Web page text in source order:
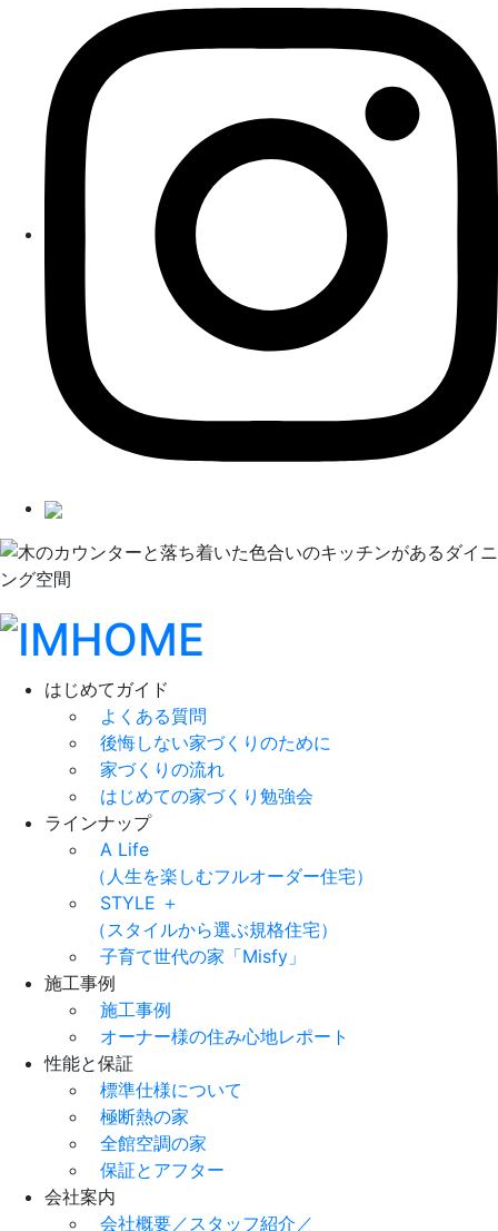
はじめてガイド
よくある質問
後悔しない家づくりのために
家づくりの流れ
はじめての家づくり勉強会
ラインナップ
A Life
（人生を楽しむフルオーダー住宅）
STYLE ＋
（スタイルから選ぶ規格住宅）
子育て世代の家「Misfy」
施工事例
施工事例
オーナー様の住み心地レポート
性能と保証
標準仕様について
極断熱の家
全館空調の家
保証とアフター
会社案内
会社概要／スタッフ紹介／